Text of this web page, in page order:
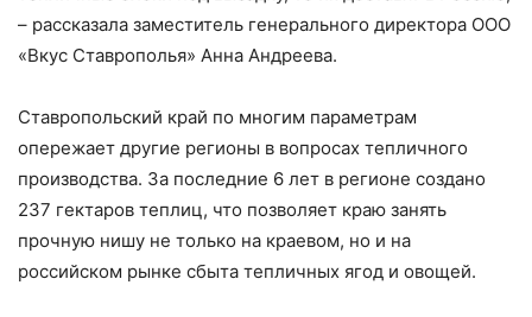
– рассказала заместитель генерального директора ООО
«Вкус Ставрополья» Анна Андреева.
Ставропольский край по многим параметрам
опережает другие регионы в вопросах тепличного
производства. За последние 6 лет в регионе создано
237 гектаров теплиц, что позволяет краю занять
прочную нишу не только на краевом, но и на
российском рынке сбыта тепличных ягод и овощей.